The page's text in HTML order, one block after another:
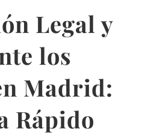
Legal y
los
Madrid:
Rápido